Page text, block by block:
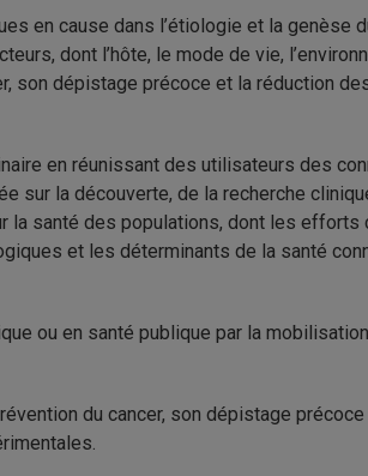
en cause dans l’étiologie et la genèse
dont l’hôte, le mode de vie,
son dépistage précoce et la réduction
en réunissant des utilisateurs des
sur la découverte, de la recherche
la santé des populations, dont les efforts
et les déterminants de la santé
ou en santé publique par la
du cancer, son dépistage